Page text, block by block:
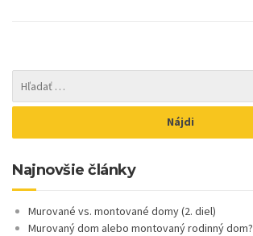
Najnovšie články
Murované vs. montované domy (2. diel)
Murovaný dom alebo montovaný rodinný dom?